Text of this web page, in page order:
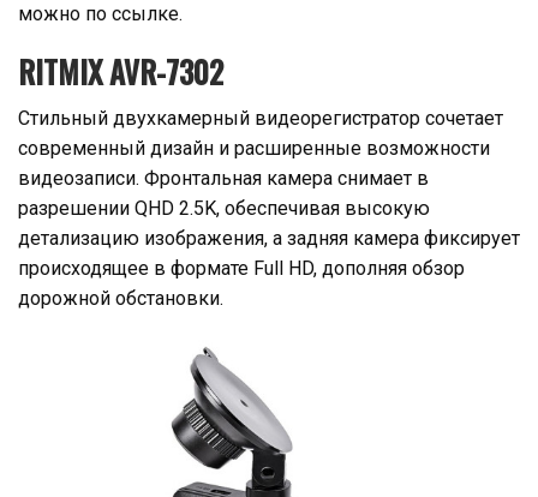
можно по ссылке.
RITMIX AVR-7302
Стильный двухкамерный видеорегистратор сочетает
современный дизайн и расширенные возможности
видеозаписи. Фронтальная камера снимает в
разрешении QHD 2.5K, обеспечивая высокую
детализацию изображения, а задняя камера фиксирует
происходящее в формате Full HD, дополняя обзор
дорожной обстановки.